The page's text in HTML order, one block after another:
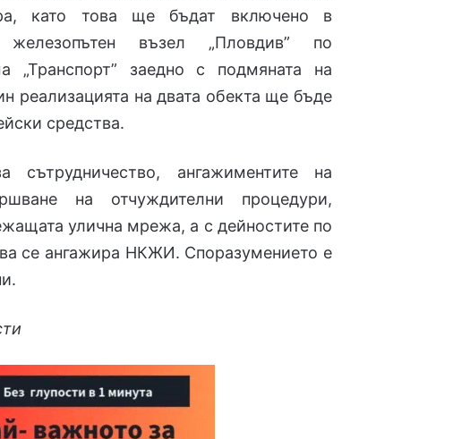
като това ще бъдат включено в
железопътен възел „Пловдив” по
„Транспорт” заедно с подмяната на
реализацията на двата обекта ще бъде
средства.
сътрудничество, ангажиментите на
на отчуждителни процедури,
улична мрежа, а с дейностите по
се ангажира НКЖИ. Споразумението е